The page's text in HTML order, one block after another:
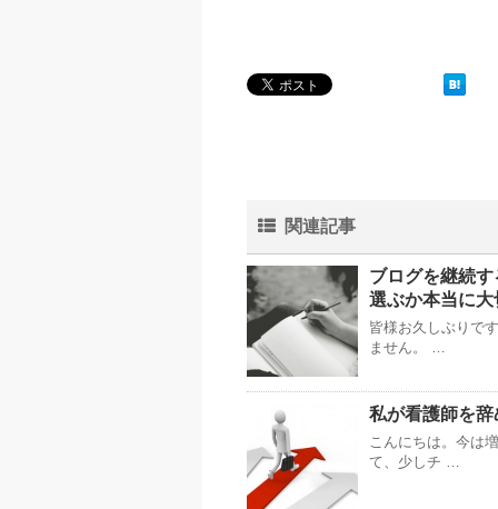
関連記事
ブログを継続
選ぶか本当に大
皆様お久しぶりで
ません。 …
私が看護師を
こんにちは。今は
て、少しチ …